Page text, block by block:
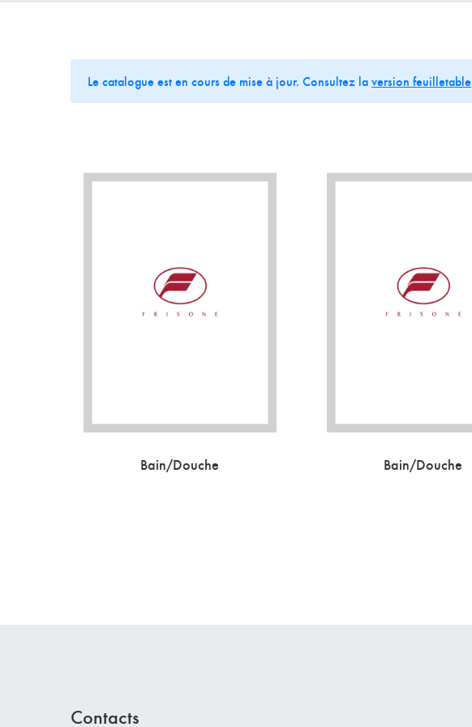
Le catalogue est en cours de mise à jour. Consultez laversion feuilletable
Bain/Douche Bain/Douche
Contacts